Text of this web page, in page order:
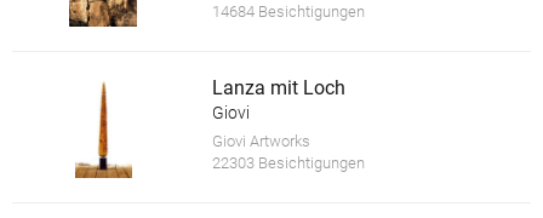
14684 Besichtigungen
Lanza mit Loch
Giovi
Giovi Artworks
22303 Besichtigungen